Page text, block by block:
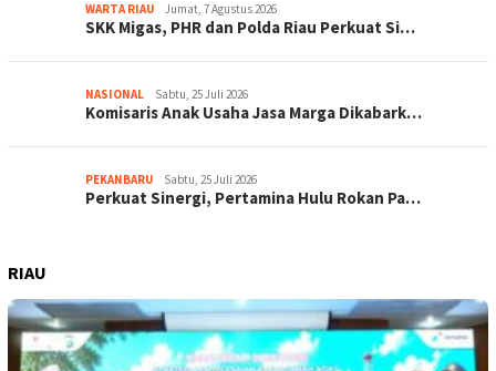
WARTA RIAU Jumat, 7 Agustus 2026
SKK Migas, PHR dan Polda Riau Perkuat Si…
NASIONAL Sabtu, 25 Juli 2026
Komisaris Anak Usaha Jasa Marga Dikabark…
PEKANBARU Sabtu, 25 Juli 2026
Perkuat Sinergi, Pertamina Hulu Rokan Pa…
RIAU